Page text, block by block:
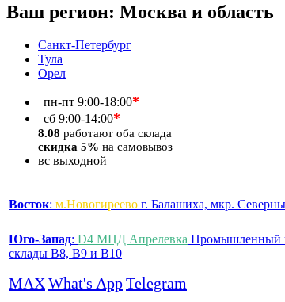
Ваш регион: Москва и область
Санкт-Петербург
Тула
Орел
пн-пт 9:00-18:00*
сб 9:00-14:00*
8.08 работают оба склада
скидка 5% на самовывоз
вс выходной
Восток: м.Новогиреево г. Балашиха, мкр.
Юго-Запад: D4 МЦД Апрелевка Промышленный
склады B8, B9 и B10
MAXWhat's AppTelegram